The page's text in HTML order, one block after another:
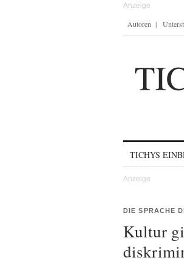
Autoren
TICHYS
DIE SPRACHE
Kultur